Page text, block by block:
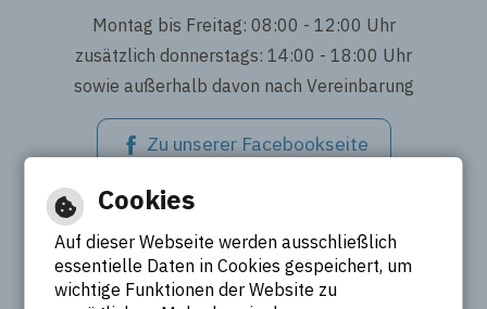
Montag bis Freitag: 08:00 - 12:00 Uhr
zusätzlich donnerstags: 14:00 - 18:00 Uhr
sowie außerhalb davon nach Vereinbarung
Zu unserer Facebookseite
Cookies
Auf dieser Webseite werden ausschließlich
essentielle Daten in Cookies gespeichert, um
wichtige Funktionen der Website zu